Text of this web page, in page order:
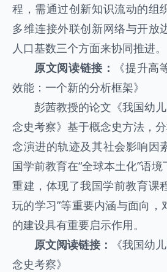
程，需通过创新知识流动的组
多维连接外联创新网络与开放
人口基数三个方面来协同推进。
原文阅读链接：
《提升高
效能：一个新的分析框架》
彭茜教授的论文《我国幼
念史考察》基于概念史方法，
念演进的轨迹及其社会影响因
国学前教育在“全球本土化”语
重建，体现了我国学前教育课
玩的学习”等重要内涵与面向，
的建设具有重要启示作用。
原文阅读链接：
《我国幼
念史考察》